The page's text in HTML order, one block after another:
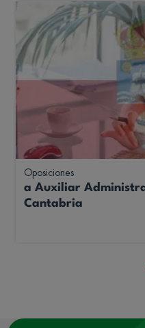
Oposiciones
a Auxiliar
Cantabria